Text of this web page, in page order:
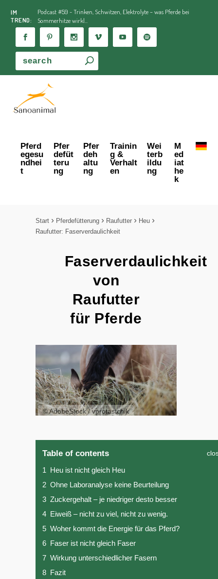
IM
TREND:
Podcast #59 - Trinken, Schwitzen, Elektrolyte – was Pferde bei
Sommerhitze wirkl...
Pferd
egesu
ndhei
t
Pfer
defüt
teru
ng
Pfer
deh
altu
ng
Trainin
g &
Verhalt
en
Wei
terb
ildu
ng
M
ed
iat
he
k
Start Pferdefütterung Raufutter
Heu
Raufutter: Faserverdaulichkeit
Faserverdaulichkeit
von
Raufutter
für Pferde
© AdobeStock / vprotastchik
Table of contents
1 Heu ist nicht gleich Heu
2 Ohne Laboranalyse keine Beurteilung
3 Zuckergehalt – je niedriger desto besser
4 Eiweiß – nicht zu viel, nicht zu wenig.
5 Woher kommt die Energie für das Pferd?
6 Faser ist nicht gleich Faser
7 Wirkung unterschiedlicher Fasern
8 Fazit